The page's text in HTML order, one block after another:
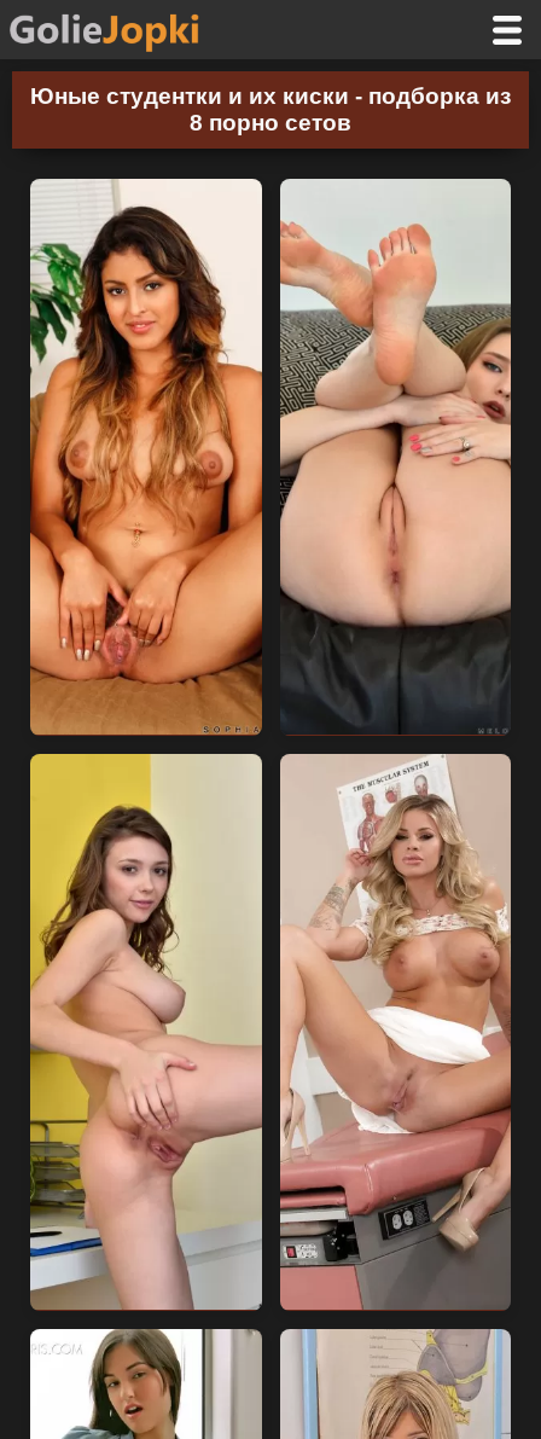
Юные студентки и их киски - подборка из
8 порно сетов